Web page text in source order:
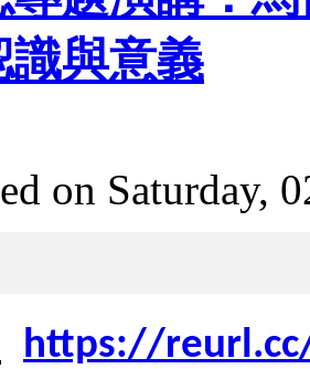
識與意義
on Saturday,
https://reurl.cc/